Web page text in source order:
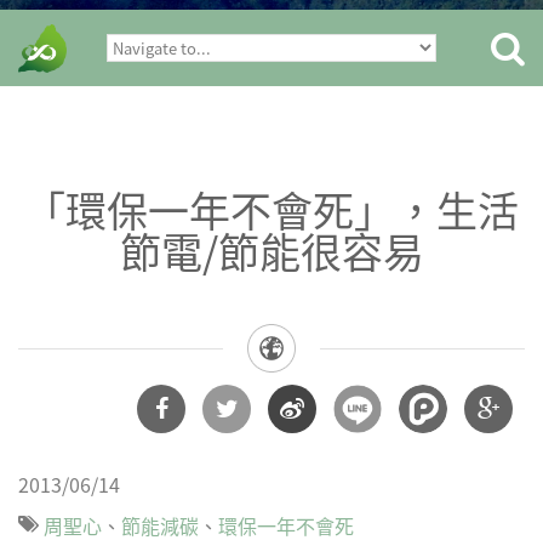
「環保一年不會死」，生活
節電/節能很容易
2013/06/14
周聖心
節能減碳 環保一年不會死